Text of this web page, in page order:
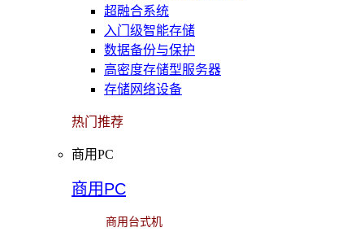
超融合系统
入门级智能存储
数据备份与保护
高密度存储型服务器
存储网络设备
热门推荐
商用PC
商用PC
商用台式机